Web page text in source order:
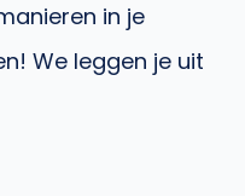
in je
We leggen je uit